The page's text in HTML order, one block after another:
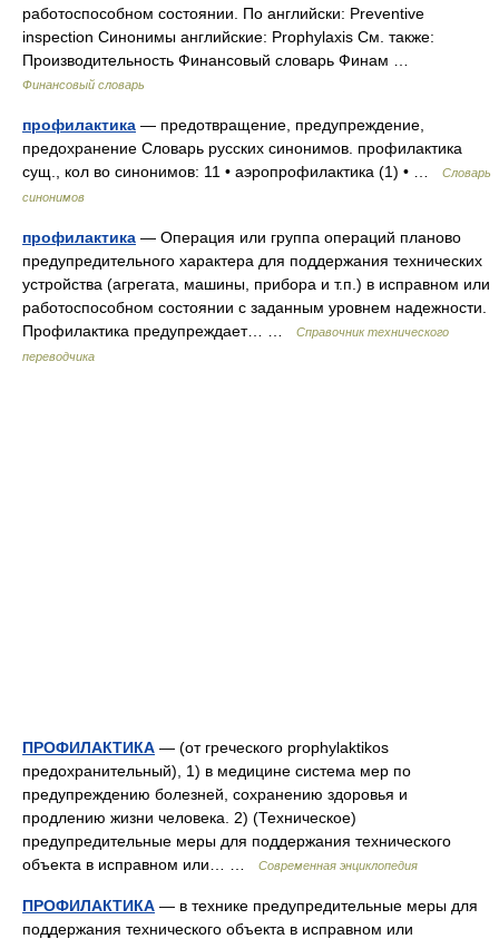
работоспособном состоянии. По английски: Preventive
inspection Синонимы английские: Prophylaxis См. также:
Производительность Финансовый словарь Финам …
Финансовый словарь
профилактика — предотвращение, предупреждение,
предохранение Словарь русских синонимов. профилактика
сущ., кол во синонимов: 11 • аэропрофилактика (1) • …
Словарь
синонимов
профилактика — Операция или группа операций планово
предупредительного характера для поддержания технических
устройства (агрегата, машины, прибора и т.п.) в исправном или
работоспособном состоянии с заданным уровнем надежности.
Профилактика предупреждает… …
Справочник технического
переводчика
ПРОФИЛАКТИКА — (от греческого prophylaktikos
предохранительный), 1) в медицине система мер по
предупреждению болезней, сохранению здоровья и
продлению жизни человека. 2) (Техническое)
предупредительные меры для поддержания технического
объекта в исправном или… …
Современная энциклопедия
ПРОФИЛАКТИКА — в технике предупредительные меры для
поддержания технического объекта в исправном или